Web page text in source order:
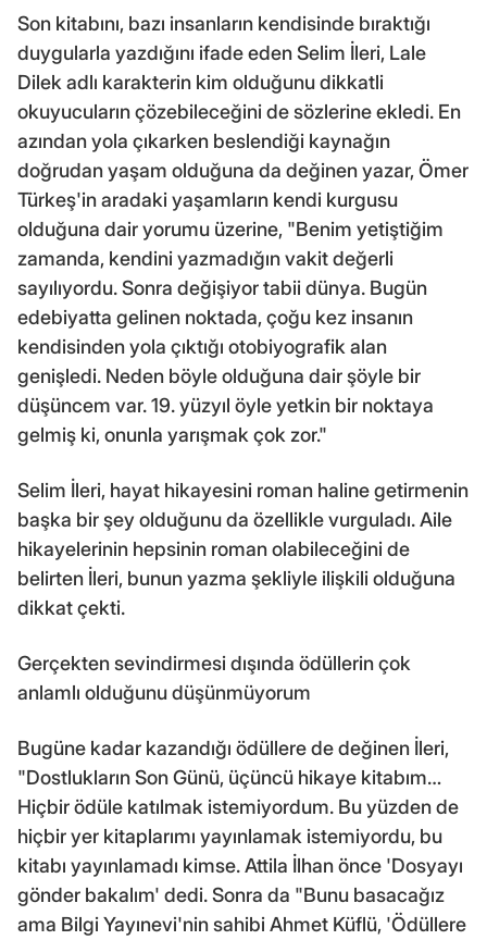
Son kitabını, bazı insanların kendisinde bıraktığı
duygularla yazdığını ifade eden Selim İleri, Lale
Dilek adlı karakterin kim olduğunu dikkatli
okuyucuların çözebileceğini de sözlerine ekledi. En
azından yola çıkarken beslendiği kaynağın
doğrudan yaşam olduğuna da değinen yazar, Ömer
Türkeş'in aradaki yaşamların kendi kurgusu
olduğuna dair yorumu üzerine, "Benim yetiştiğim
zamanda, kendini yazmadığın vakit değerli
sayılıyordu. Sonra değişiyor tabii dünya. Bugün
edebiyatta gelinen noktada, çoğu kez insanın
kendisinden yola çıktığı otobiyografik alan
genişledi. Neden böyle olduğuna dair şöyle bir
düşüncem var. 19. yüzyıl öyle yetkin bir noktaya
gelmiş ki, onunla yarışmak çok zor."
Selim İleri, hayat hikayesini roman haline getirmenin
başka bir şey olduğunu da özellikle vurguladı. Aile
hikayelerinin hepsinin roman olabileceğini de
belirten İleri, bunun yazma şekliyle ilişkili olduğuna
dikkat çekti.
Gerçekten sevindirmesi dışında ödüllerin çok
anlamlı olduğunu düşünmüyorum
Bugüne kadar kazandığı ödüllere de değinen İleri,
"Dostlukların Son Günü, üçüncü hikaye kitabım…
Hiçbir ödüle katılmak istemiyordum. Bu yüzden de
hiçbir yer kitaplarımı yayınlamak istemiyordu, bu
kitabı yayınlamadı kimse. Attila İlhan önce 'Dosyayı
gönder bakalım' dedi. Sonra da "Bunu basacağız
ama Bilgi Yayınevi'nin sahibi Ahmet Küflü, 'Ödüllere